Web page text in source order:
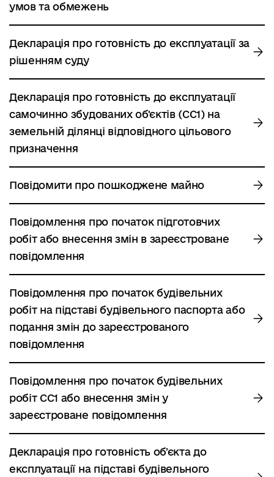
умов та обмежень
Декларація про готовність до експлуатації за
рішенням суду
Декларація про готовність до експлуатації
самочинно збудованих об'єктів (СС1) на
земельній ділянці відповідного цільового
призначення
Повідомити про пошкоджене майно
Повідомлення про початок підготовчих
робіт або внесення змін в зареєстроване
повідомлення
Повідомлення про початок будівельних
робіт на підставі будівельного паспорта або
подання змін до зареєстрованого
повідомлення
Повідомлення про початок будівельних
робіт СС1 або внесення змін у
зареєстроване повідомлення
Декларація про готовність обʼєкта до
експлуатації на підставі будівельного